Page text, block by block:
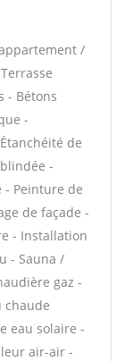
/
- Bétons
-
de
-
- Peinture de
de façade -
- Installation
- Sauna /
gaz -
chaude
eau solaire -
air-air -